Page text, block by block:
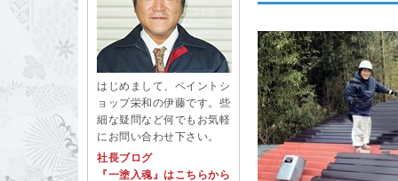
はじめまして、ペイントシ
ョップ栄和の伊藤です。些
細な疑問など何でもお気軽
にお問い合わせ下さい。
社長ブログ
『一塗入魂』はこちらから